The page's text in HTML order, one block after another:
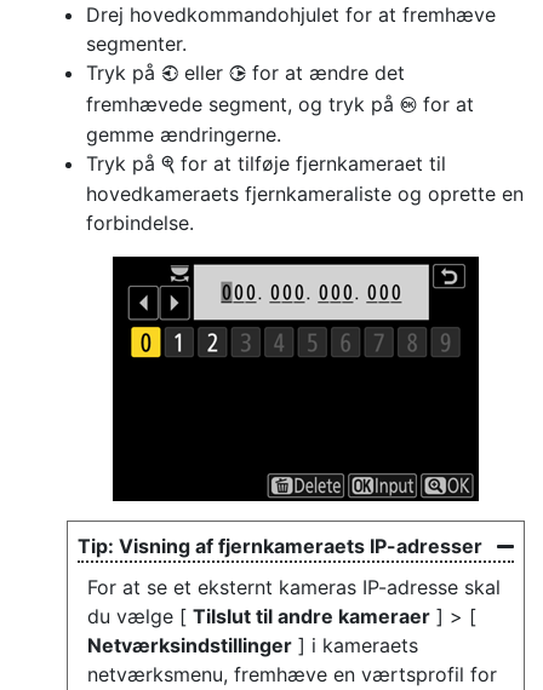
Drej hovedkommandohjulet for at fremhæve
segmenter.
Tryk på 4 eller 2 for at ændre det
fremhævede segment, og tryk på J for at
gemme ændringerne.
Tryk på X for at tilføje fjernkameraet til
hovedkameraets fjernkameraliste og oprette en
forbindelse.
Visning af fjernkameraets IP-adresser
For at se et eksternt kameras IP-adresse skal
du vælge [ Tilslut til andre kameraer ] > [
Netværksindstillinger ] i kameraets
netværksmenu, fremhæve en værtsprofil for